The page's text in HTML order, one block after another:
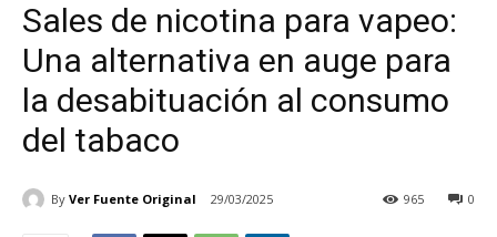
Sales de nicotina para vapeo:
Una alternativa en auge para
la desabituación al consumo
del tabaco
By Ver Fuente Original 29/03/2025 0
965